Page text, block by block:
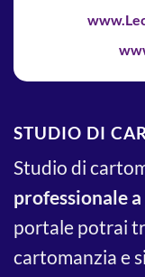
STUDIO DI
Studio di
professionale a
portale potrai
cartomanzia e